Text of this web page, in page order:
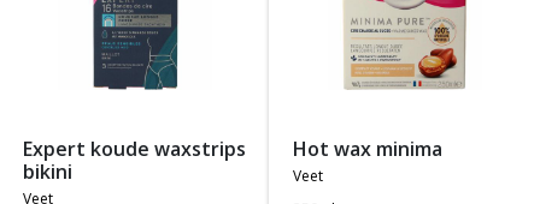
expert koude waxstrips
bikini
veet
hot wax minima
veet